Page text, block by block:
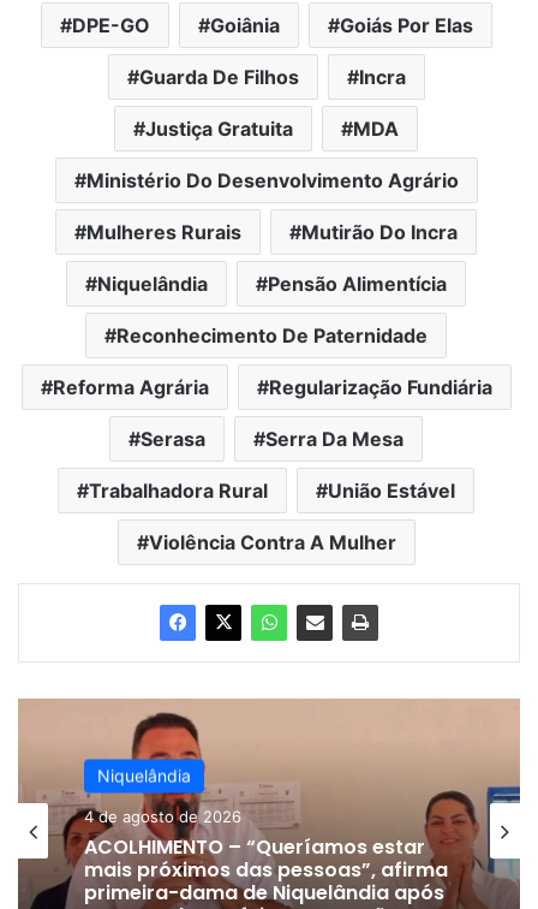
DPE-GO Goiânia Goiás Por Elas
Guarda De Filhos Incra
Justiça Gratuita MDA
Ministério Do Desenvolvimento Agrário
Mulheres Rurais Mutirão Do Incra
Niquelândia Pensão Alimentícia
Reconhecimento De Paternidade
Reforma Agrária Regularização Fundiária
Serasa Serra Da Mesa
Trabalhadora Rural União Estável
Violência Contra A Mulher
Niquelândia
4 de agosto de 2026
ACOLHIMENTO – “Queríamos estar
mais próximos das pessoas”, afirma
Niquelândia
24 de julho de 2026